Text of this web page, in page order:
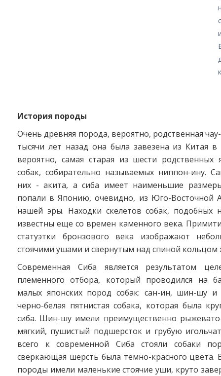
История породы
Очень древняя порода, вероятно, родственная
тысячи лет назад она была завезена из Китая
вероятно, самая старая из шести родственных
собак, собирательно называемых ниппон-ину.
них - акита, а сиба имеет наименьшие
попали в Японию, очевидно, из Юго-Восточной
нашей эры. Находки скелетов собак, подобных
известны еще со времен каменного века.
статуэтки бронзового века изображают
стоячими ушами и свернутым над спиной кольцом
Современная Сиба является результатом
племенного отбора, который проводился на
малых японских пород собак: сан-ин, шин-шу
черно-белая пятнистая собака, которая была
сиба. Шин-шу имели преимущественно
мягкий, пушистый подшерсток и грубую
всего к современной Сиба стояли собаки
сверкающая шерсть была темно-красного цвета.
породы имели маленькие стоячие уши, круто